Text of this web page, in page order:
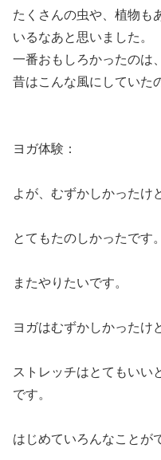
たくさんの虫や、植物も
いるなあと思いました。
一番おもしろかったのは
昔はこんな風にしていた
ヨガ体験：
よが、むずかしかったけ
とてもたのしかったです。
またやりたいです。
ヨガはむずかしかったけ
ストレッチはとてもいい
です。
はじめていろんなことが